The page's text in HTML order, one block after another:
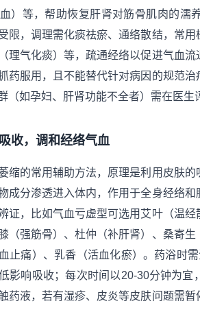
）等，帮助恢复肝肾对筋骨肌肉的濡
限，调理需化痰祛瘀、通络散结，常
理气化痰）等，疏通经络以促进气血
药服用，且不能替代针对病因的规范
（如孕妇、肝肾功能不全者）需在医生
收，调和经络气血
缩的常用辅助方法，原理是利用皮肤
成分渗透进入体内，作用于全身经络和
证，比如气血亏虚型可选用艾叶（温经
（强筋骨）、杜仲（补肝肾）、桑寄
止痛）、乳香（活血化瘀）。药浴时
影响吸收；每次时间以20-30分钟为
药液，若有湿疹、皮炎等皮肤问题需